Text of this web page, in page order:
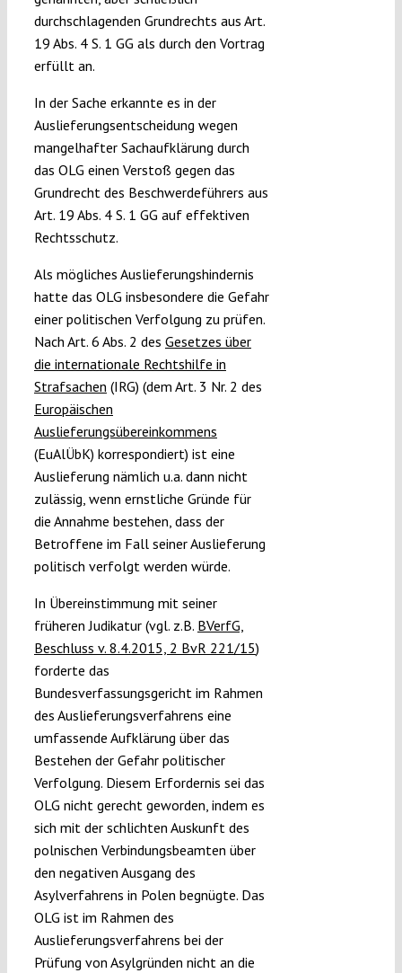
durchschlagenden Grundrechts aus Art.
19 Abs. 4 S. 1 GG als durch den Vortrag
erfüllt an.
In der Sache erkannte es in der
Auslieferungsentscheidung wegen
mangelhafter Sachaufklärung durch
das OLG einen Verstoß gegen das
Grundrecht des Beschwerdeführers aus
Art. 19 Abs. 4 S. 1 GG auf effektiven
Rechtsschutz.
Als mögliches Auslieferungshindernis
hatte das OLG insbesondere die Gefahr
einer politischen Verfolgung zu prüfen.
Nach Art. 6 Abs. 2 des Gesetzes über
die internationale Rechtshilfe in
Strafsachen (IRG) (dem Art. 3 Nr. 2 des
Europäischen
Auslieferungsübereinkommens
(EuAlÜbK) korrespondiert) ist eine
Auslieferung nämlich u.a. dann nicht
zulässig, wenn ernstliche Gründe für
die Annahme bestehen, dass der
Betroffene im Fall seiner Auslieferung
politisch verfolgt werden würde.
In Übereinstimmung mit seiner
früheren Judikatur (vgl. z.B. BVerfG,
Beschluss v. 8.4.2015, 2 BvR 221/15)
forderte das
Bundesverfassungsgericht im Rahmen
des Auslieferungsverfahrens eine
umfassende Aufklärung über das
Bestehen der Gefahr politischer
Verfolgung. Diesem Erfordernis sei das
OLG nicht gerecht geworden, indem es
sich mit der schlichten Auskunft des
polnischen Verbindungsbeamten über
den negativen Ausgang des
Asylverfahrens in Polen begnügte. Das
OLG ist im Rahmen des
Auslieferungsverfahrens bei der
Prüfung von Asylgründen nicht an die